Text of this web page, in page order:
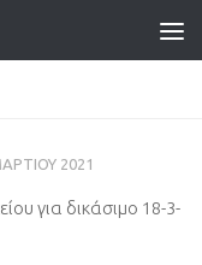
2021
για δικάσιμο 18-3-